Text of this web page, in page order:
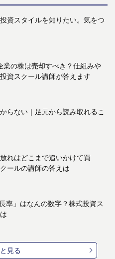
資スタイルを知りたい。気をつ
業の株は売却すべき？仕組みや
資スクール講師が答えます
らない｜足元から読み取れるこ
れはどこまで追いかけて買
ールの講師の答えは
率」はなんの数字？株式投資ス
見る